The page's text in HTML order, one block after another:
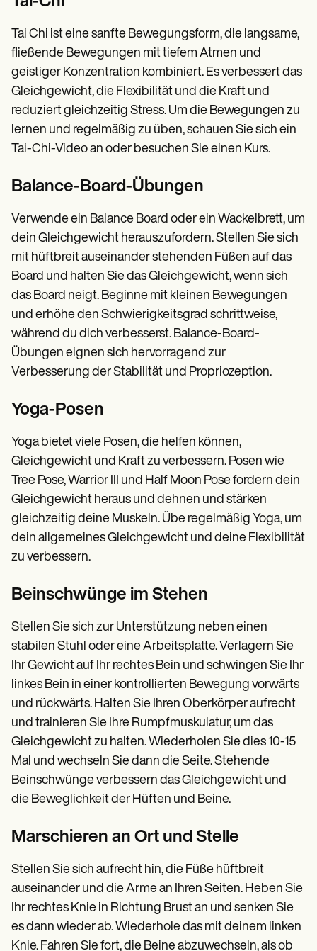
Tai Chi ist eine sanfte Bewegungsform, die langsame,
fließende Bewegungen mit tiefem Atmen und
geistiger Konzentration kombiniert. Es verbessert das
Gleichgewicht, die Flexibilität und die Kraft und
reduziert gleichzeitig Stress. Um die Bewegungen zu
lernen und regelmäßig zu üben, schauen Sie sich ein
Tai-Chi-Video an oder besuchen Sie einen Kurs.
Balance-Board-Übungen
Verwende ein Balance Board oder ein Wackelbrett, um
dein Gleichgewicht herauszufordern. Stellen Sie sich
mit hüftbreit auseinander stehenden Füßen auf das
Board und halten Sie das Gleichgewicht, wenn sich
das Board neigt. Beginne mit kleinen Bewegungen
und erhöhe den Schwierigkeitsgrad schrittweise,
während du dich verbesserst. Balance-Board-
Übungen eignen sich hervorragend zur
Verbesserung der Stabilität und Propriozeption.
Yoga-Posen
Yoga bietet viele Posen, die helfen können,
Gleichgewicht und Kraft zu verbessern. Posen wie
Tree Pose, Warrior III und Half Moon Pose fordern dein
Gleichgewicht heraus und dehnen und stärken
gleichzeitig deine Muskeln. Übe regelmäßig Yoga, um
dein allgemeines Gleichgewicht und deine Flexibilität
zu verbessern.
Beinschwünge im Stehen
Stellen Sie sich zur Unterstützung neben einen
stabilen Stuhl oder eine Arbeitsplatte. Verlagern Sie
Ihr Gewicht auf Ihr rechtes Bein und schwingen Sie Ihr
linkes Bein in einer kontrollierten Bewegung vorwärts
und rückwärts. Halten Sie Ihren Oberkörper aufrecht
und trainieren Sie Ihre Rumpfmuskulatur, um das
Gleichgewicht zu halten. Wiederholen Sie dies 10-15
Mal und wechseln Sie dann die Seite. Stehende
Beinschwünge verbessern das Gleichgewicht und
die Beweglichkeit der Hüften und Beine.
Marschieren an Ort und Stelle
Stellen Sie sich aufrecht hin, die Füße hüftbreit
auseinander und die Arme an Ihren Seiten. Heben Sie
Ihr rechtes Knie in Richtung Brust an und senken Sie
es dann wieder ab. Wiederhole das mit deinem linken
Knie. Fahren Sie fort, die Beine abzuwechseln, als ob